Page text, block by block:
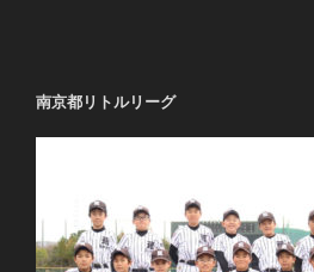
ン
南京都リトルリーグ